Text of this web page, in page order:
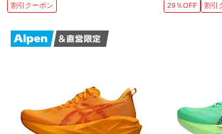
ジョグ～ビルドアップ走、インターバル走
割引クーポン 29％OFF 割引